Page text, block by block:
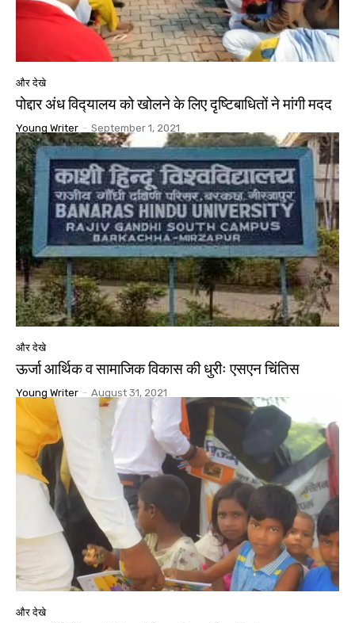
और देखे
पोद्दार अंध विद्‍यालय को खोलने के लिए दृष्टिबाधितों ने मांगी मदद
Young Writer - September 1, 2021
और देखे
ऊर्जा आर्थिक व सामाजिक विकास की धुरीः एसएन चिंतिस
Young Writer - August 31, 2021
और देखे